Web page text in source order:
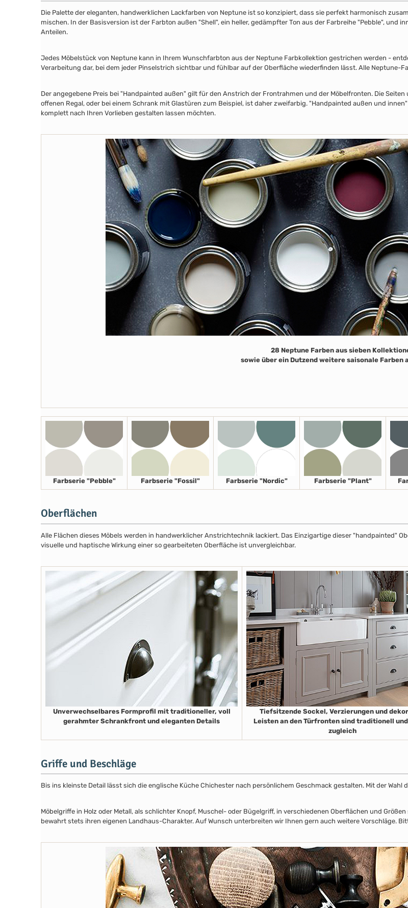
Die Palette der eleganten, handwerklichen Lackfarben von Neptune ist so konzipiert, dass sie perfekt harmonisch
mischen. In der Basisversion ist der Farbton außen "Shell", ein heller, gedämpfter Ton aus der Farbreihe "Pebble", und
Anteilen.
Jedes Möbelstück von Neptune kann in Ihrem Wunschfarbton aus der Neptune Farbkollektion gestrichen werden -
Verarbeitung dar, bei dem jeder Pinselstrich sichtbar und fühlbar auf der Oberfläche wiederfinden lässt. Alle Neptune-
Der angegebene Preis bei "Handpainted außen" gilt für den Anstrich der Frontrahmen und der Möbelfronten. Die
offenen Regal, oder bei einem Schrank mit Glastüren zum Beispiel, ist daher zweifarbig. "Handpainted außen und
komplett nach Ihren Vorlieben gestalten lassen möchten.
28 Neptune Farben aus sieben
sowie über ein Dutzend weitere saisonale Farben
Farbserie "Pebble" Farbserie "Fossil" Farbserie "Nordic" Farbserie "Plant"
Oberflächen
Alle Flächen dieses Möbels werden in handwerklicher Anstrichtechnik lackiert. Das Einzigartige dieser "handpainted"
visuelle und haptische Wirkung einer so gearbeiteten Oberfläche ist unvergleichbar.
Unverwechselbares Formprofil mit traditioneller, voll
gerahmter Schrankfront und eleganten Details
Tiefsitzende Sockel, Verzierungen und
Leisten an den Türfronten sind traditionell
zugleich
Griffe und Beschläge
Bis ins kleinste Detail lässt sich die englische Küche Chichester nach persönlichem Geschmack gestalten. Mit der
Möbelgriffe in Holz oder Metall, als schlichter Knopf, Muschel- oder Bügelgriff, in verschiedenen Oberflächen und
bewahrt stets ihren eigenen Landhaus-Charakter. Auf Wunsch unterbreiten wir Ihnen gern auch weitere Vorschläge.